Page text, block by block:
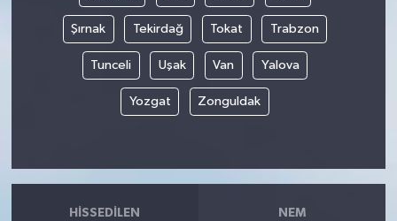
Şırnak Tekirdağ Tokat Trabzon
Tunceli Uşak Van Yalova
Yozgat Zonguldak
HISSEDILEN NEM